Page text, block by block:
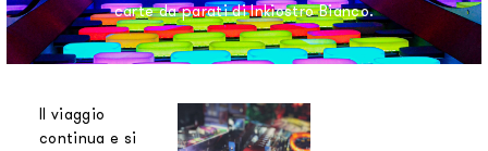
carte da parati di Inkiostro Bianco.
Il viaggio
continua e si